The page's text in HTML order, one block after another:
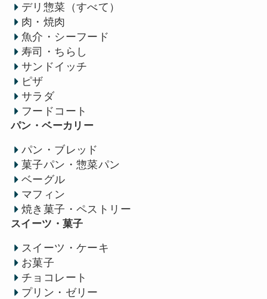
デリ惣菜（すべて）
肉・焼肉
魚介・シーフード
寿司・ちらし
サンドイッチ
ピザ
サラダ
フードコート
パン・ベーカリー
パン・ブレッド
菓子パン・惣菜パン
ベーグル
マフィン
焼き菓子・ペストリー
スイーツ・菓子
スイーツ・ケーキ
お菓子
チョコレート
プリン・ゼリー